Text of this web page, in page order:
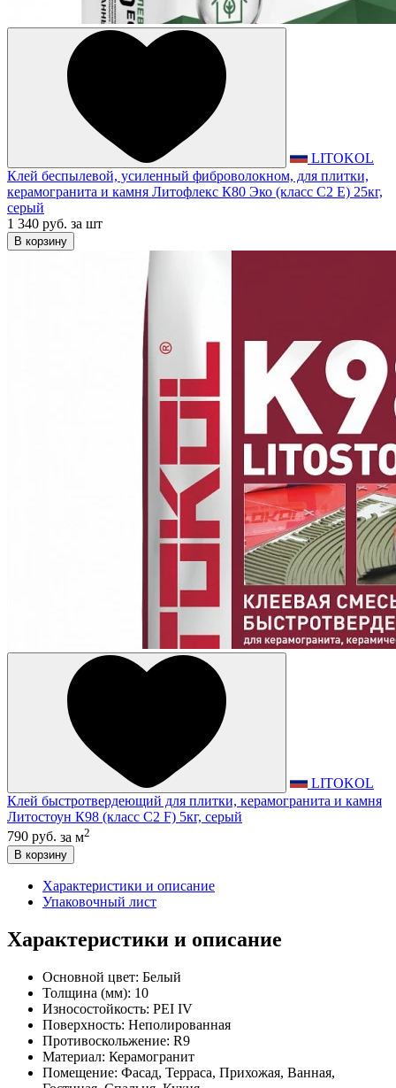
LITOKOL
Клей беспылевой, усиленный фиброволокном, для плитки,
керамогранита и камня Литофлекс К80 Эко (класс С2 Е) 25кг,
серый
1 340 руб. за шт
В корзину
LITOKOL
Клей быстротвердеющий для плитки, керамогранита и камня
Литостоун К98 (класс С2 F) 5кг, серый
790 руб. за м2
В корзину
Характеристики и описание
Упаковочный лист
Характеристики и описание
Основной цвет: Белый
Толщина (мм): 10
Износостойкость: PEI IV
Поверхность: Неполированная
Противоскольжение: R9
Материал: Керамогранит
Помещение: Фасад, Терраса, Прихожая, Ванная,